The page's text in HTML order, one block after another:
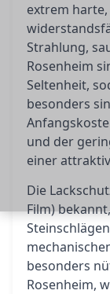
extrem
Strahlung,
Rosenheim
Seltenheit,
besonders
und der
einer
Die
Film)
besonders
Rosenheim,